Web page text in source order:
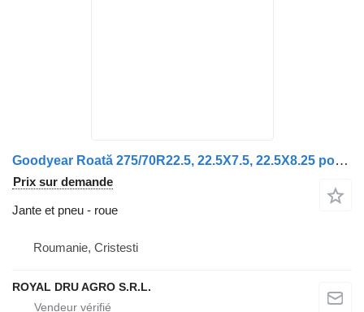
Goodyear Roată 275/70R22.5, 22.5X7.5, 22.5X8.25 pour Solaris
Prix sur demande
Jante et pneu - roue
Roumanie, Cristesti
ROYAL DRU AGRO S.R.L.